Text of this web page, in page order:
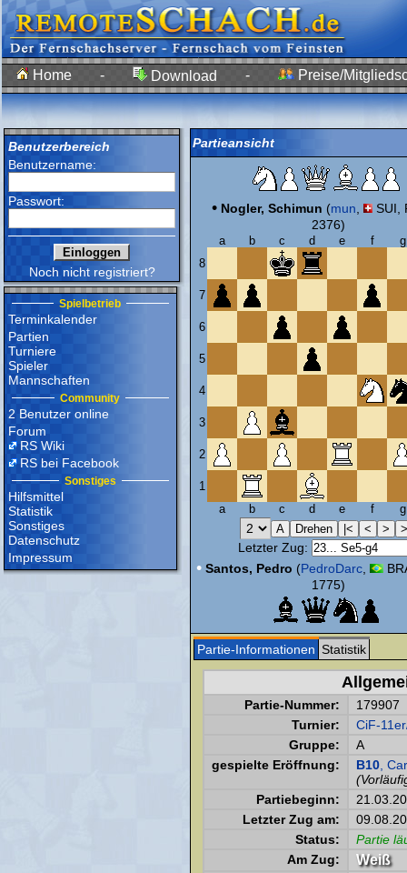
Home - Download - Preise/
Benutzerbereich
Benutzername:
Passwort:
Noch nicht registriert?
Spielbetrieb
Terminkalender
Partien
Turniere
Spieler
Mannschaften
Community
2 Benutzer online
Forum
RS Wiki
RS bei Facebook
Sonstiges
Hilfsmittel
Statistik
Sonstiges
Datenschutz
Impressum
Partieansicht
• Nogler, Schimun (mun
SUI,
2376)
a b c d e f
g
8
7
6
5
4
3
2
1
a
b c d e f g
Letzter Zug:
• Santos, Pedro (PedroDarc
1775)
Partie-Informationen Statistik
Partie-Nummer:
179907
Turnier:
CiF-
Gruppe:
A
gespielte Eröffnung:
B10 ,
Partiebeginn:
Letzter Zug am:
Status:
Partie
Am Zug:
Weiß